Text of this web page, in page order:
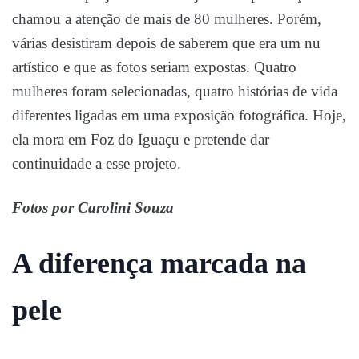
chamou a atenção de mais de 80 mulheres. Porém,
várias desistiram depois de saberem que era um nu
artístico e que as fotos seriam expostas. Quatro
mulheres foram selecionadas, quatro histórias de vida
diferentes ligadas em uma exposição fotográfica. Hoje,
ela mora em Foz do Iguaçu e pretende dar
continuidade a esse projeto.
Fotos por Carolini Souza
A diferença marcada na
pele